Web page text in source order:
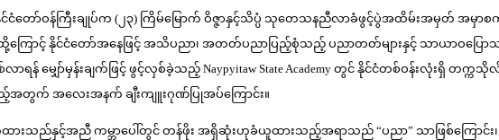
တော်ဝန်ကြီးချုပ်က (၂၃) ကြိမ်မြောက် ဝိဇ္ဇာနှင့်သိပ္ပံ သုတေသနညီလာခံဖွင့်ပွဲအထိမ်းအမှတ် အမှာ
င်း၊ ထို့ကြောင့် နိုင်ငံတော်အနေဖြင့် အသိပညာ၊ အတတ်ပညာပြည့်စုံသည့် ပညာတတ်များနှင့် သာယာဝ
ရန် မျှော်မှန်းချက်ဖြင့် ဖွင့်လှစ်ခဲ့သည့် Naypyitaw State Academy တွင် နိုင်ငံတစ်ဝန်းလုံးရှိ တ
အတွက် အလေးအနက် ချီးကျူးဂုဏ်ပြုအပ်ကြောင်း။
သည်နှင့်အညီ ကမ္ဘာပေါ်တွင် တန်ဖိုး အရှိဆုံးဟုခံယူထားသည့်အရာသည် “ပညာ” သာဖြစ်ကြောင်